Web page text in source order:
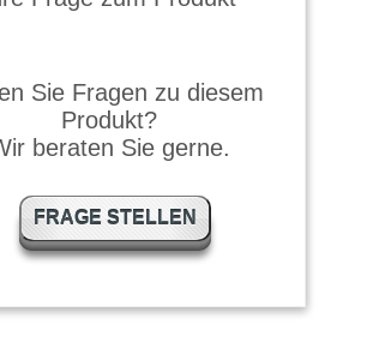
Einfach einzigartig, im
Modellbau gute Ergebnisse.
Dosierkanüle könnte noch …
B.R. schrieb am 08.01.2018
Sie Fragen zu diesem
Produkt?
beraten Sie gerne.
FRAGE STELLEN